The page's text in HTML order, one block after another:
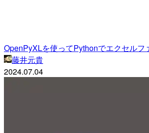
OpenPyXLを使ってPythonでエクセルフ
藤井元貴
2024.07.04